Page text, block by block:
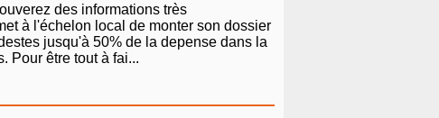
des informations très
à l'échelon local de monter son dossier
jusqu'à 50% de la depense dans la
Pour être tout à fai...